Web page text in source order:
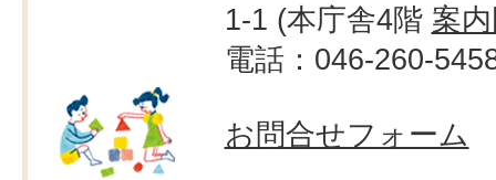
1-1 (本庁舎4階 案
電話：046-260-
お問合せフォーム